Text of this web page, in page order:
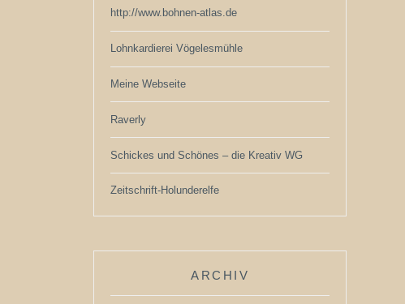
http://www.bohnen-atlas.de
Lohnkardierei Vögelesmühle
Meine Webseite
Raverly
Schickes und Schönes – die Kreativ WG
Zeitschrift-Holunderelfe
ARCHIV